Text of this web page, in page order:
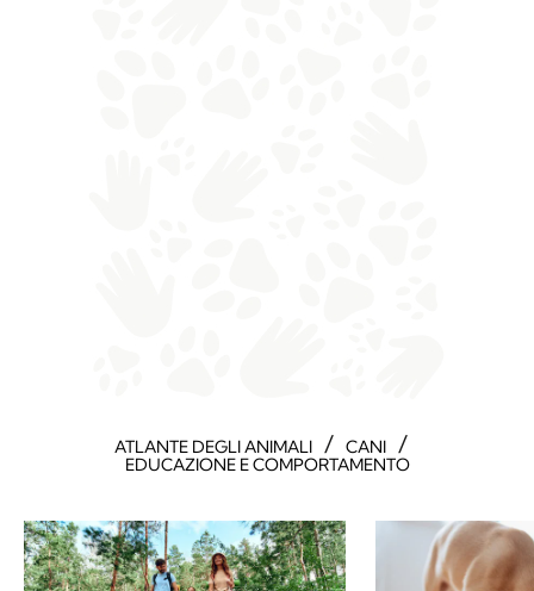
ATLANTE DEGLI ANIMALI / CANI /
EDUCAZIONE E COMPORTAMENTO